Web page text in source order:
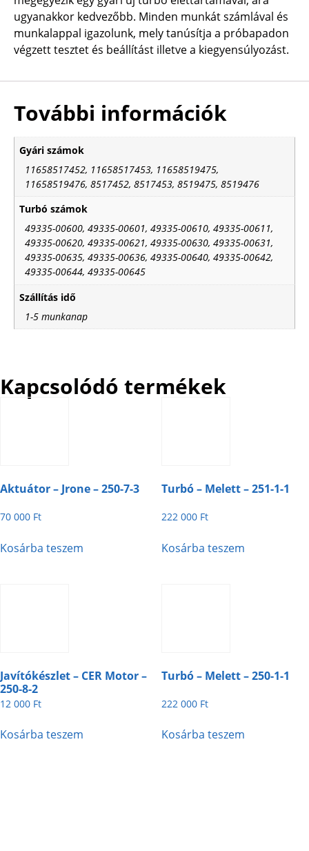
ugyanakkor kedvezőbb. Minden munkát számlával és
munkalappal igazolunk, mely tanúsítja a próbapadon
végzett tesztet és beállítást illetve a kiegyensúlyozást.
További információk
Gyári számok
11658517452, 11658517453, 11658519475,
11658519476, 8517452, 8517453, 8519475, 8519476
Turbó számok
49335-00600, 49335-00601, 49335-00610, 49335-00611,
49335-00620, 49335-00621, 49335-00630, 49335-00631,
49335-00635, 49335-00636, 49335-00640, 49335-00642,
49335-00644, 49335-00645
Szállítás idő
1-5 munkanap
Kapcsolódó termékek
Aktuátor – Jrone – 250-7-3
70 000 Ft
Kosárba teszem
Turbó – Melett – 251-1-1
222 000 Ft
Kosárba teszem
Javítókészlet – CER Motor –
250-8-2
12 000 Ft
Kosárba teszem
Turbó – Melett – 250-1-1
222 000 Ft
Kosárba teszem